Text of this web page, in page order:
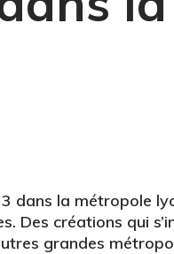
dans la métropole
Des créations qui
grandes